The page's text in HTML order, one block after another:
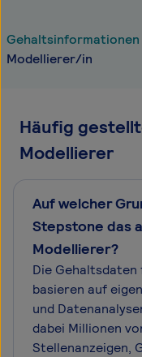
Gehaltsinformationen
Modellierer/in
Häufig
Modellierer
Auf welcher
Stepstone das
Modellierer?
Die
basieren auf
und
dabei Millionen
Stellenanzeigen,